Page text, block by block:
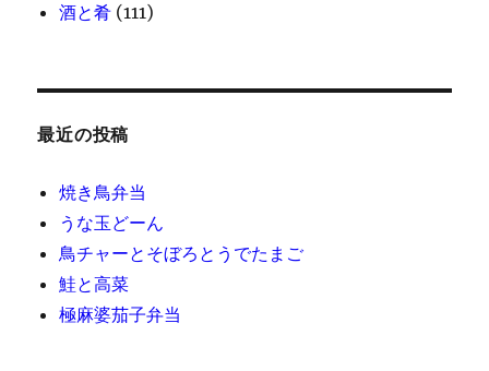
酒と肴 (111)
最近の投稿
焼き鳥弁当
うな玉どーん
鳥チャーとそぼろとうでたまご
鮭と高菜
極麻婆茄子弁当